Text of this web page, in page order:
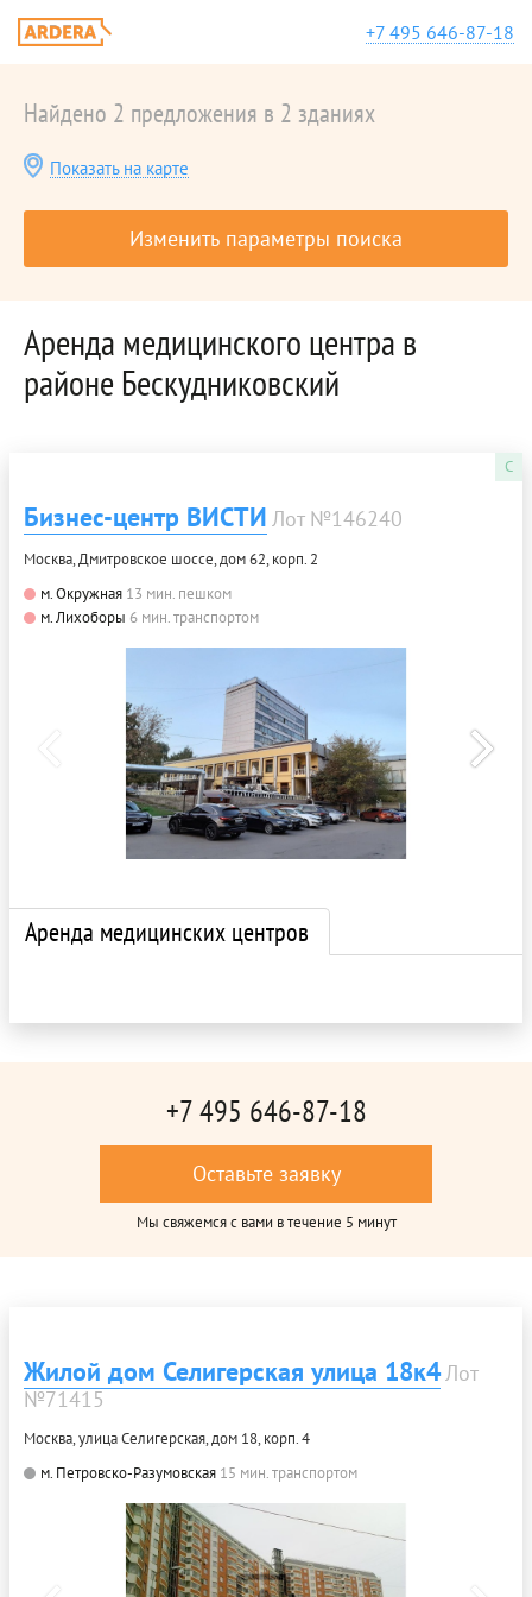
+7 495 646-87-18
Найдено 2 предложения в 2 зданиях
Показать на карте
Изменить параметры поиска
Аренда медицинского центра в
районе Бескудниковский
C
Бизнес-центр ВИСТИ Лот №146240
Москва, Дмитровское шоссе, дом 62, корп. 2
м. Окружная 13 мин. пешком
м. Лихоборы 6 мин. транспортом
Аренда медицинских центров
+7 495 646-87-18
Оставьте заявку
Мы свяжемся с вами в течение 5 минут
Жилой дом Селигерская улица 18к4Лот
№71415
Москва, улица Селигерская, дом 18, корп. 4
м. Петровско-Разумовская 15 мин. транспортом